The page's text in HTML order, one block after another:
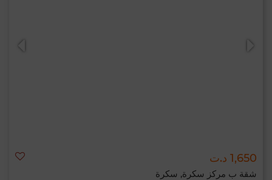
1,650 د.ت
شقة ب مركز سكرة, سكرة